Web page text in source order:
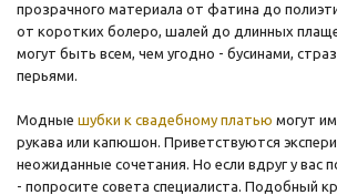
прозрачного материала от фатина до
от коротких болеро, шалей до длинных
могут быть всем, чем угодно - бусинами,
перьями.
Модные шубки к свадебному платью могут
рукава или капюшон. Приветствуются
неожиданные сочетания. Но если вдруг у вас
- попросите совета специалиста. Подобный